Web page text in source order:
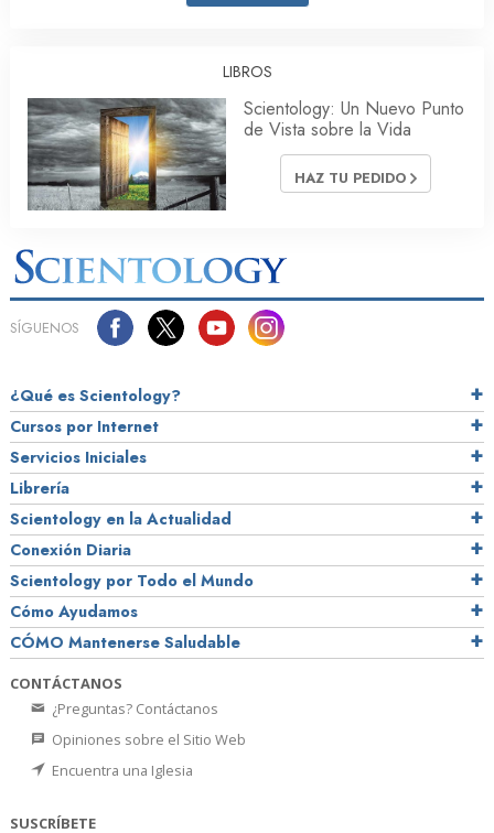
LIBROS
Scientology: Un Nuevo Punto
de Vista sobre la Vida
HAZ TU PEDIDO
SÍGUENOS
¿Qué es Scientology?
Cursos por Internet
Servicios Iniciales
Librería
Scientology en la Actualidad
Conexión Diaria
Scientology por Todo el Mundo
Cómo Ayudamos
CÓMO Mantenerse Saludable
CONTÁCTANOS
¿Preguntas? Contáctanos
Opiniones sobre el Sitio Web
Encuentra una Iglesia
SUSCRÍBETE